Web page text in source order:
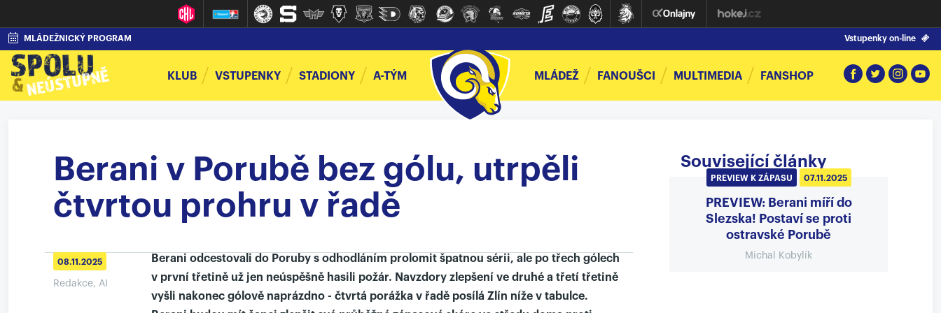
MLÁDEŽNICKÝ PROGRAM Vstupenky on-line
KLUB VSTUPENKY STADIONY A-TÝM MLÁDEŽ FANOUŠCI MULTIMEDIA FANSHOP
Berani v Porubě bez gólu, utrpěli
čtvrtou prohru v řadě
08.11.2025
Redakce, AI
Berani odcestovali do Poruby s odhodláním prolomit špatnou sérii, ale po třech gólech
v první třetině už jen neúspěšně hasili požár. Navzdory zlepšení ve druhé a třetí třetině
vyšli nakonec gólově naprázdno - čtvrtá porážka v řadě posílá Zlín níže v tabulce.
Související články
PREVIEW K ZÁPASU 07.11.2025
PREVIEW: Berani míří do
Slezska! Postaví se proti
ostravské Porubě
Michal Kobylík